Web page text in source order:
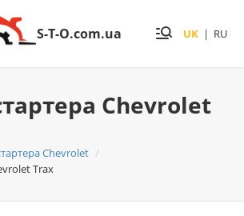
S-T-O.com.ua UK | RU
Chevrolet
Chevrolet
Trax